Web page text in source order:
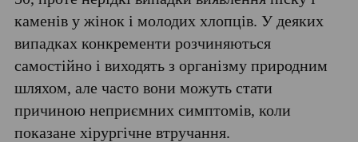
каменів у жінок і молодих хлопців. У деяких
випадках конкременти розчиняються
самостійно і виходять з організму природним
шляхом, але часто вони можуть стати
причиною неприємних симптомів, коли
показане хірургічне втручання.